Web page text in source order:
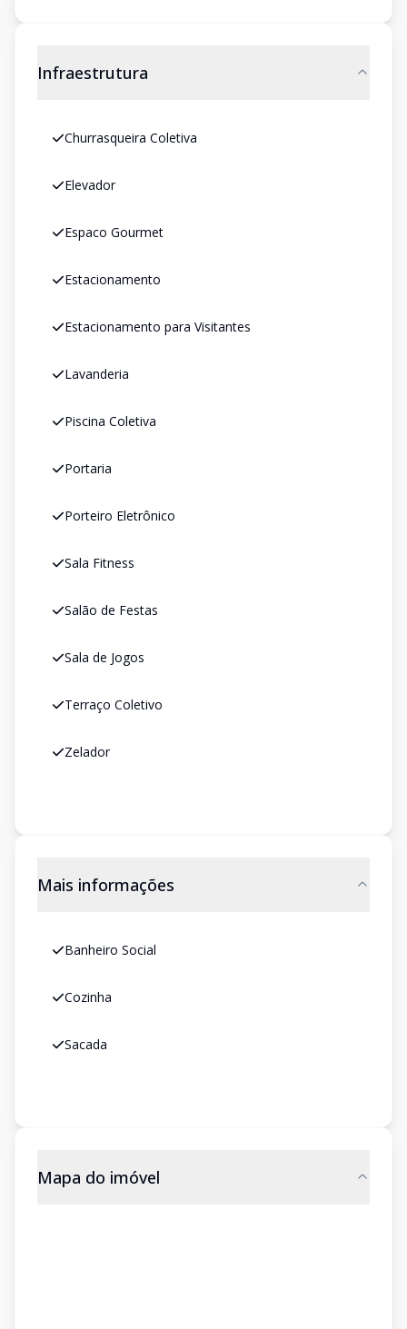
Infraestrutura
Churrasqueira Coletiva
Elevador
Espaco Gourmet
Estacionamento
Estacionamento para Visitantes
Lavanderia
Piscina Coletiva
Portaria
Porteiro Eletrônico
Sala Fitness
Salão de Festas
Sala de Jogos
Terraço Coletivo
Zelador
Mais informações
Banheiro Social
Cozinha
Sacada
Mapa do imóvel